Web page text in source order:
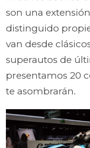
son una
distinguido
van desde
superautos de
presentamos 20
te asombrarán.